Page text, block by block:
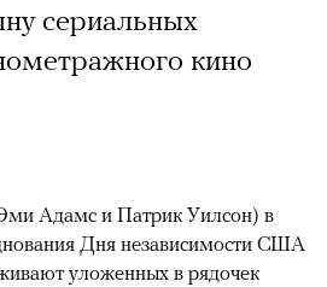
сериальных
кино
Адамс и Патрик Уилсон) в
Дня независимости США
уложенных в рядочек